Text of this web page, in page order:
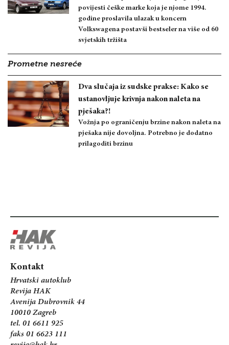
povijesti češke marke koja je njome 1994.
godine proslavila ulazak u koncern
Volkswagena postavši bestseler na više od 60
svjetskih tržišta
Prometne nesreće
Dva slučaja iz sudske prakse: Kako se
ustanovljuje krivnja nakon naleta na
pješaka?!
Vožnja po ograničenju brzine nakon naleta na
pješaka nije dovoljna. Potrebno je dodatno
prilagoditi brzinu
Kontakt
Hrvatski autoklub
Revija HAK
Avenija Dubrovnik 44
10010 Zagreb
tel. 01 6611 925
faks 01 6623 111